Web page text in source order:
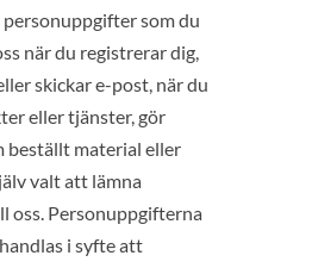
som du
när du registrerar dig,
skickar e-post, när du
eller tjänster, gör
beställt material eller
valt att lämna
oss. Personuppgifterna
i syfte att